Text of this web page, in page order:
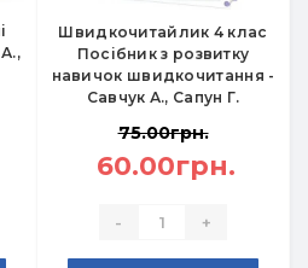
Швидкочитайлик 4 клас
Посібник з розвитку
навичок швидкочитання -
Савчук А., Сапун Г.
75.00грн.
60.00грн.
- +